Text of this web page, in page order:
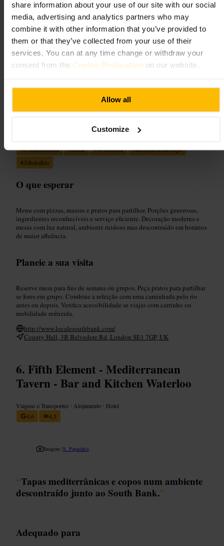
share information about your use of our site with our social
media, advertising and analytics partners who may
combine it with other information that you’ve provided to
them or that they’ve collected from your use of their
services. You can at any time change or withdraw your
consent from the Cookie Declaration on our website.
Allow all
Customize
Restauração e Bebidas Restaurante •
Restaurante Italiano
4,1
Imagem /
“Itália prática junto ao rio”
#ComidaItaliana #Jantar #SouthBank #RefeiçõesEmGrupo
#ÀBeiraRio
O que esperar
Menu com pizzas, massas e pratos para partilhar. Porções generosas,
ingredientes reconhecíveis e serviço eficiente. Decoração moderna e
mesas com luz natural, ambiente ruidoso mas descontraído em horários
de maior afluência.
Planeie a sua visita
Reserve mesa para fins de semana ou grupos. Peça pratos para partilhar
se fores em grupo. Combine a refeição com uma caminhada pelo rio
antes ou depois. Verifica acessibilidade se viajas com carrinho ou
mobilidade reduzida.
http://www.localesouthbank.com/
County Hall, 3B Belvedere Rd, London SE1 7GP, UK
Fifth Element - Mediterranean
Tavern - Bar and Kitchen Waterloo
Viagens e Transportes • Alojamento • Hotel
4,6
4,5
Imagem /S. Papadakis
“Tapas mediterrânicas e copos num ambiente
descontraído junto ao South Bank.”
Adequado para